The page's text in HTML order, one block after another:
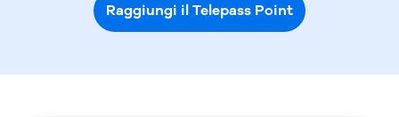
Raggiungi il Telepass Point